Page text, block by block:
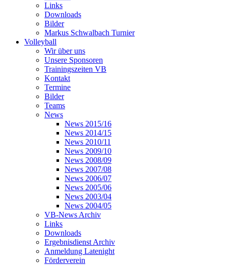
Links
Downloads
Bilder
Markus Schwalbach Turnier
Volleyball
Wir über uns
Unsere Sponsoren
Trainingszeiten VB
Kontakt
Termine
Bilder
Teams
News
News 2015/16
News 2014/15
News 2010/11
News 2009/10
News 2008/09
News 2007/08
News 2006/07
News 2005/06
News 2003/04
News 2004/05
VB-News Archiv
Links
Downloads
Ergebnisdienst Archiv
Anmeldung Latenight
Förderverein